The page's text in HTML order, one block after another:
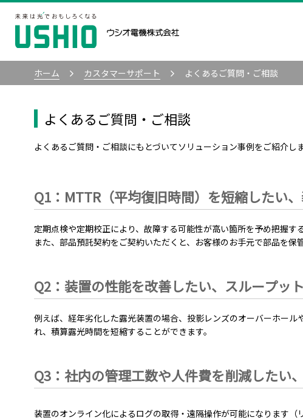
ホーム カスタマーサポート よくあるご質問・ご相談
よくあるご質問・ご相談
よくあるご質問・ご相談にもとづいてソリューション事例をご紹介しま
Q1：MTTR（平均復旧時間）を短縮したい
定期点検や定期校正により、故障する可能性が高い箇所を予め把握
また、部品預託契約をご契約いただくと、お客様のお手元で部品を
Q2：装置の性能を改善したい、スループッ
例えば、経年劣化した露光装置の場合、投影レンズのオーバーホー
れ、積算露光時間を短縮することができます。
Q3：社内の管理工数や人件費を削減したい
装置のオンライン化によるログの取得・遠隔操作が可能になります